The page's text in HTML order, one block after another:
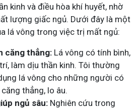
kinh và điều hòa khí huyết, nhờ
lượng giấc ngủ. Dưới đây là một
lá vông trong việc trị mất ngủ:
căng thẳng: Lá vông có tính bình,
làm dịu thần kinh. Tôi thường
lá vông cho những người có
thẳng, lo âu.
ngủ sâu: Nghiên cứu trong